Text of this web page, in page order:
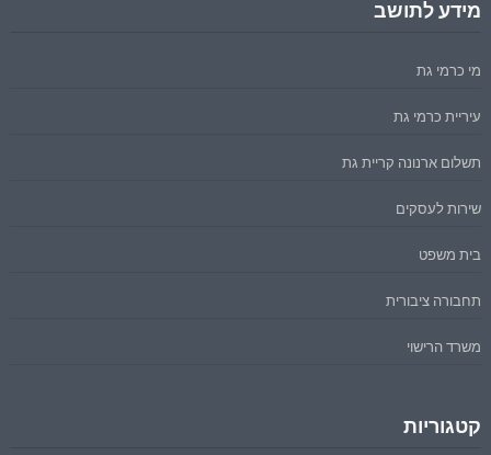
מידע לתושב
מי כרמי גת
עיריית כרמי גת
תשלום ארנונה קריית גת
שירות לעסקים
בית משפט
תחבורה ציבורית
משרד הרישוי
קטגוריות